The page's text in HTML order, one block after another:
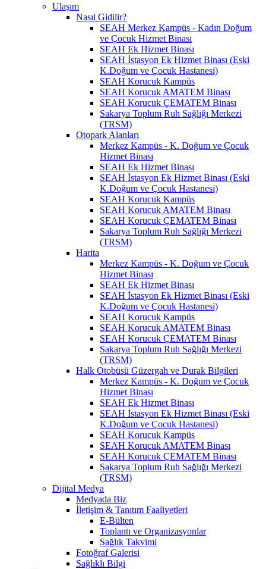
Ulaşım
Nasıl Gidilir?
SEAH Merkez Kampüs - Kadın Doğum
ve Çocuk Hizmet Binası
SEAH Ek Hizmet Binası
SEAH İstasyon Ek Hizmet Binası (Eski
K.Doğum ve Çocuk Hastanesi)
SEAH Korucuk Kampüs
SEAH Korucuk AMATEM Binası
SEAH Korucuk ÇEMATEM Binası
Sakarya Toplum Ruh Sağlığı Merkezi
(TRSM)
Otopark Alanları
Merkez Kampüs - K. Doğum ve Çocuk
Hizmet Binası
SEAH Ek Hizmet Binası
SEAH İstasyon Ek Hizmet Binası (Eski
K.Doğum ve Çocuk Hastanesi)
SEAH Korucuk Kampüs
SEAH Korucuk AMATEM Binası
SEAH Korucuk ÇEMATEM Binası
Sakarya Toplum Ruh Sağlığı Merkezi
(TRSM)
Harita
Merkez Kampüs - K. Doğum ve Çocuk
Hizmet Binası
SEAH Ek Hizmet Binası
SEAH İstasyon Ek Hizmet Binası (Eski
K.Doğum ve Çocuk Hastanesi)
SEAH Korucuk Kampüs
SEAH Korucuk AMATEM Binası
SEAH Korucuk ÇEMATEM Binası
Sakarya Toplum Ruh Sağlığı Merkezi
(TRSM)
Halk Otobüsü Güzergah ve Durak Bilgileri
Merkez Kampüs - K. Doğum ve Çocuk
Hizmet Binası
SEAH Ek Hizmet Binası
SEAH İstasyon Ek Hizmet Binası (Eski
K.Doğum ve Çocuk Hastanesi)
SEAH Korucuk Kampüs
SEAH Korucuk AMATEM Binası
SEAH Korucuk ÇEMATEM Binası
Sakarya Toplum Ruh Sağlığı Merkezi
(TRSM)
Dijital Medya
Medyada Biz
İletişim & Tanıtım Faaliyetleri
E-Bülten
Toplantı ve Organizasyonlar
Sağlık Takvimi
Fotoğraf Galerisi
Sağlıklı Bilgi